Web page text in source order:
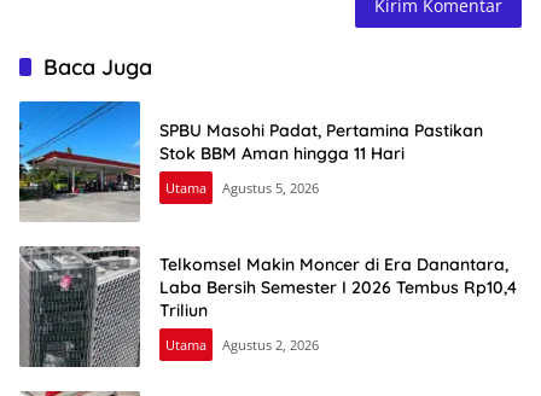
Baca Juga
SPBU Masohi Padat, Pertamina Pastikan
Stok BBM Aman hingga 11 Hari
Utama Agustus 5, 2026
Telkomsel Makin Moncer di Era Danantara,
Laba Bersih Semester I 2026 Tembus Rp10,4
Triliun
Utama Agustus 2, 2026